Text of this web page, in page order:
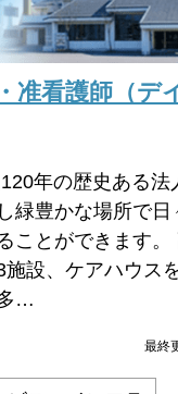
准看護師（デ
年の歴史ある法
緑豊かな場所で
ことができます。
施設、ケアハウス
…
最終